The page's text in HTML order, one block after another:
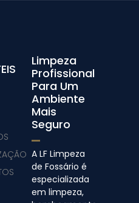
Limpeza
Profissional
Para Um
Ambiente
Mais
Seguro
A LF Limpeza
de Fossário é
especializada
em limpeza,